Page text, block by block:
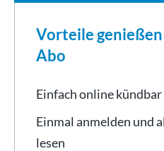
Vorteile
Abo
Einfach online kündbar
Einmal anmelden und
lesen